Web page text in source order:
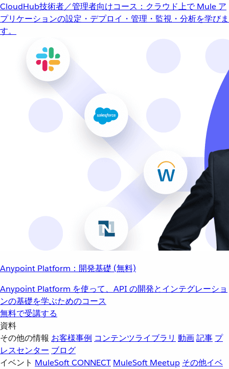
CloudHub技術者／管理者向けコース：クラウド上で Mule ア
プリケーションの設定・デプロイ・管理・監視・分析を学びま
す。
Anypoint Platform：開発基礎 (無料)
Anypoint Platform を使って、API の開発とインテグレーショ
ンの基礎を学ぶためのコース
無料で受講する
資料
その他の情報 お客様事例 コンテンツライブラリ 動画記事 プ
レスセンター ブログ
イベント MuleSoft CONNECT MuleSoft Meetup その他イベ